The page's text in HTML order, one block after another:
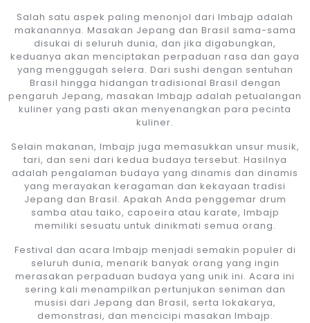
Salah satu aspek paling menonjol dari Imbajp adalah
makanannya. Masakan Jepang dan Brasil sama-sama
disukai di seluruh dunia, dan jika digabungkan,
keduanya akan menciptakan perpaduan rasa dan gaya
yang menggugah selera. Dari sushi dengan sentuhan
Brasil hingga hidangan tradisional Brasil dengan
pengaruh Jepang, masakan Imbajp adalah petualangan
kuliner yang pasti akan menyenangkan para pecinta
kuliner.
Selain makanan, Imbajp juga memasukkan unsur musik,
tari, dan seni dari kedua budaya tersebut. Hasilnya
adalah pengalaman budaya yang dinamis dan dinamis
yang merayakan keragaman dan kekayaan tradisi
Jepang dan Brasil. Apakah Anda penggemar drum
samba atau taiko, capoeira atau karate, Imbajp
memiliki sesuatu untuk dinikmati semua orang.
Festival dan acara Imbajp menjadi semakin populer di
seluruh dunia, menarik banyak orang yang ingin
merasakan perpaduan budaya yang unik ini. Acara ini
sering kali menampilkan pertunjukan seniman dan
musisi dari Jepang dan Brasil, serta lokakarya,
demonstrasi, dan mencicipi masakan Imbajp.